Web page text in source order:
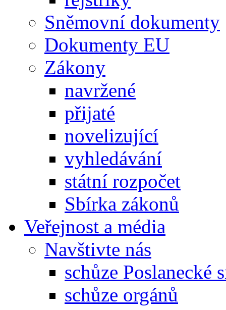
Sněmovní dokumenty
Dokumenty EU
Zákony
navržené
přijaté
novelizující
vyhledávání
státní rozpočet
Sbírka zákonů
Veřejnost a média
Navštivte nás
schůze Poslanecké
schůze orgánů